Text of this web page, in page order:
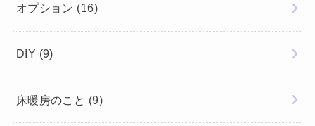
オプション (16)
DIY (9)
床暖房のこと (9)